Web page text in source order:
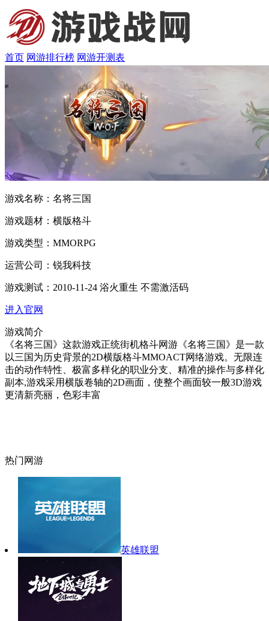
首页 网游排行榜 网游开测表
游戏名称： 名将三国
游戏题材： 横版格斗
游戏类型： MMORPG
运营公司： 锐我科技
游戏测试： 2010-11-24 浴火重生 不需激活码
进入官网
游戏简介
《名将三国》这款游戏正统街机格斗网游《名将三国》是一款
以三国为历史背景的2D横版格斗MMOACT网络游戏。无限连
击的动作特性、极富多样化的职业分支、精准的操作与多样化
副本,游戏采用横版卷轴的2D画面，使整个画面较一般3D游戏
更清新亮丽，色彩丰富
热门网游
英雄联盟